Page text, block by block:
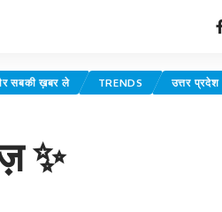
सबकी ख़बर ले TRENDS उत्तर प्रदेश
✨